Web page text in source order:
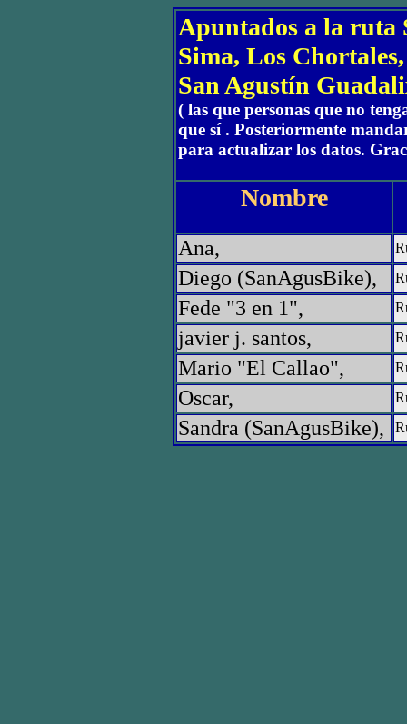
Apuntados a la ruta
Sima, Los
San Agustín
( las que personas que no
que sí . Posteriormente
para actualizar los datos.
Nombre
Ana,
Diego (SanAgusBike),
Fede "3 en 1",
javier j. santos,
Mario "El Callao",
Oscar,
Sandra (SanAgusBike),